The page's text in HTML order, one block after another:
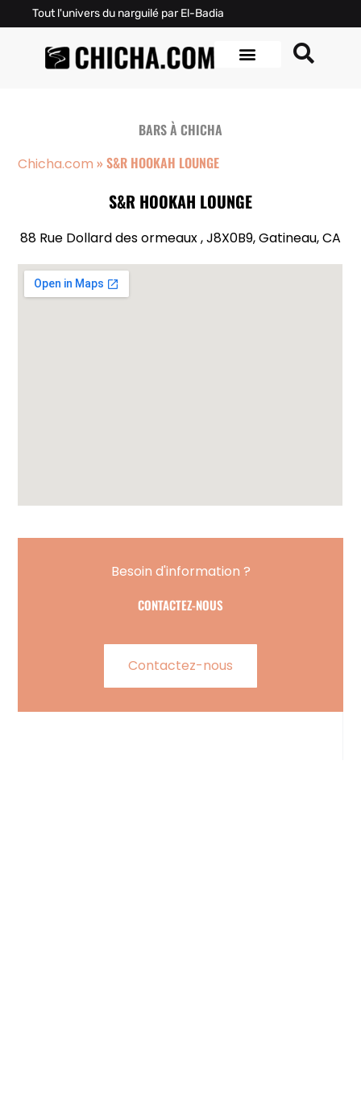
Tout l'univers du narguilé par El-Badia
BARS À CHICHA
Chicha.com »S&R HOOKAH LOUNGE
S&R HOOKAH LOUNGE
88 Rue Dollard des ormeaux , J8X0B9, Gatineau, CA
Besoin d'information ?
CONTACTEZ-NOUS
Contactez-nous